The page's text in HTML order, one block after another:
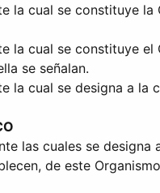
la cual se constituye
la cual se constituye
se señalan.
la cual se designa a la
las cuales se
de este